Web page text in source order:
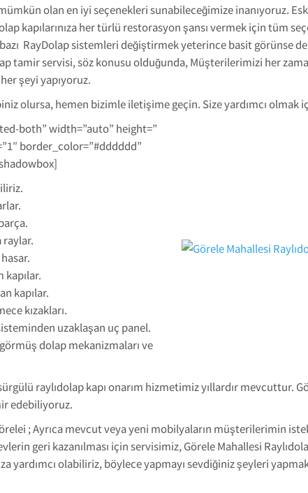
olan en iyi seçenekleri sunabileceğimize inanıyoruz.
kapılarınıza her türlü restorasyon şansı vermek için tüm
RayDolap sistemleri değiştirmek yeterince basit görünse
tamir servisi, söz konusu olduğunda, Müşterilerimizi her
şeyi yapıyoruz.
olursa, hemen bizimle iletişime geçin. Size yardımcı olmak
both” width=”auto” height=”
border_color=”#dddddd”
raylar.
kapılar.
kapılar.
kızakları.
uzaklaşan uç panel.
dolap mekanizmaları ve
raylıdolap kapı onarım hizmetimiz yıllardır mevcuttur.
edebiliyoruz.
; Ayrıca mevcut veya yeni mobilyaların müşterilerimin
geri kazanılması için servisimiz, Görele Mahallesi
yardımcı olabiliriz, böylece yapmayı sevdiğiniz şeyleri